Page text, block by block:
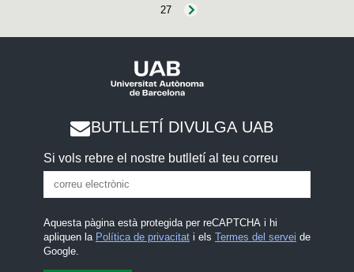
27
BUTLLETÍ DIVULGA UAB
Si vols rebre el nostre butlletí al teu correu
Aquesta pàgina està protegida per reCAPTCHA i hi
apliquen la Política de privacitati els Termes del servei de
Google.